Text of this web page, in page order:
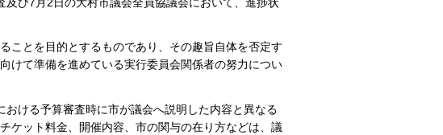
ことを目的とするものであり、その趣旨自体を否定す
けて準備を進めている実行委員会関係者の努力につい
ける予算審査時に市が議会へ説明した内容と異なる
ケット料金、開催内容、市の関与の在り方などは、議